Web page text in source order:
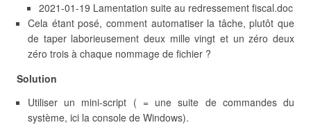
2021-01-19 Lamentation suite au redressement fiscal.doc
Cela étant posé, comment automatiser la tâche, plutôt que
de taper laborieusement deux mille vingt et un zéro deux
zéro trois à chaque nommage de fichier ?
Solution
Utiliser un mini-script ( = une suite de commandes du
système, ici la console de Windows).